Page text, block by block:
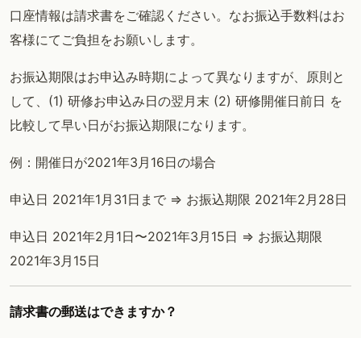
口座情報は請求書をご確認ください。なお振込手数料はお
客様にてご負担をお願いします。
お振込期限はお申込み時期によって異なりますが、原則と
して、(1) 研修お申込み日の翌月末 (2) 研修開催日前日 を
比較して早い日がお振込期限になります。
例：開催日が2021年3月16日の場合
申込日 2021年1月31日まで => お振込期限 2021年2月28日
申込日 2021年2月1日〜2021年3月15日 => お振込期限
2021年3月15日
請求書の郵送はできますか？